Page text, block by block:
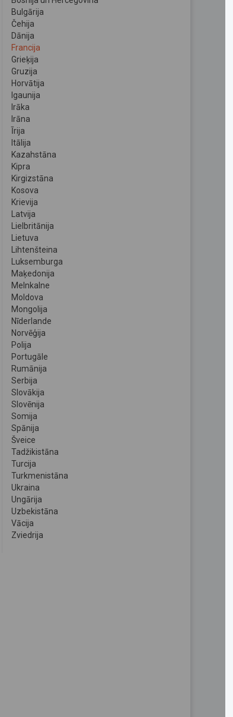
Bulgārija
Čehija
Dānija
Francija
Grieķija
Gruzija
Horvātija
Igaunija
Irāka
Irāna
Īrija
Itālija
Kazahstāna
Kipra
Kirgizstāna
Kosova
Krievija
Latvija
Lielbritānija
Lietuva
Lihtenšteina
Luksemburga
Maķedonija
Melnkalne
Moldova
Mongolija
Nīderlande
Norvēģija
Polija
Portugāle
Rumānija
Serbija
Slovākija
Slovēnija
Somija
Spānija
Šveice
Tadžikistāna
Turcija
Turkmenistāna
Ukraina
Ungārija
Uzbekistāna
Vācija
Zviedrija